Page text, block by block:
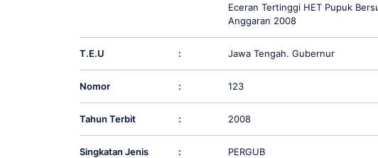
Eceran Tertinggi HET Pupuk
Anggaran 2008
T.E.U : Jawa Tengah. Gubernur
Nomor : 123
Tahun Terbit : 2008
Singkatan Jenis : PERGUB